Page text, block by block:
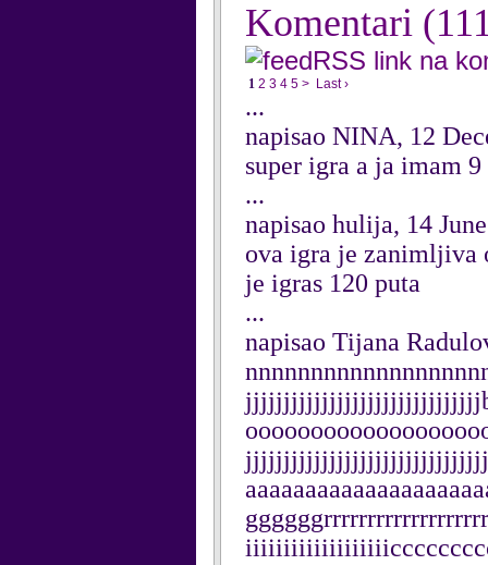
Komentari
RSS link na
1 2 3 4 5 > Last ›
...
napisao NINA, 12
super igra a ja imam
...
napisao hulija, 14
ova igra je zanimljiva
je igras 120 puta
...
napisao Tijana